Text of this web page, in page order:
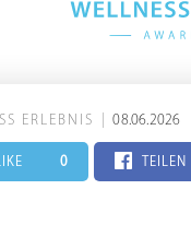
ERLEBNIS 08.06.2026
0 TEILEN